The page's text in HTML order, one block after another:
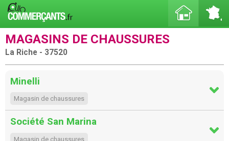
MAGASINS DE CHAUSSURES
La Riche - 37520
Minelli
Magasin de chaussures
Société San Marina
Magasin de chaussures